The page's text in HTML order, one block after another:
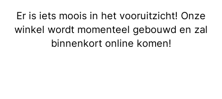
Er is iets moois in het vooruitzicht! Onze
winkel wordt momenteel gebouwd en zal
binnenkort online komen!